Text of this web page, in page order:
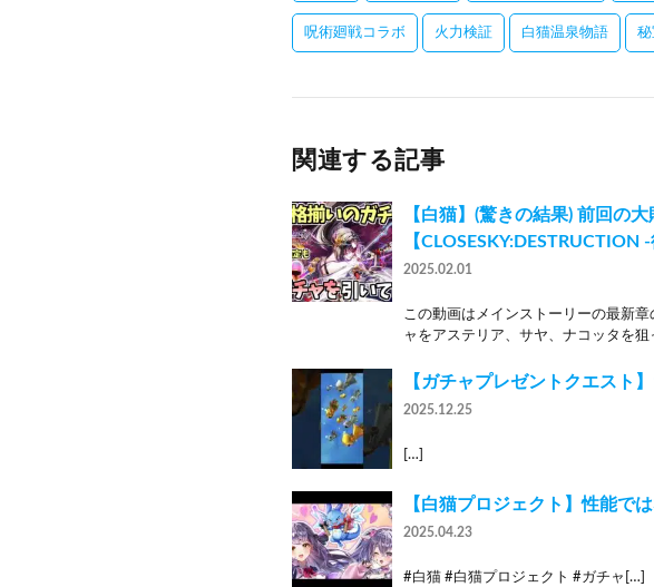
呪術廻戦コラボ 火力検証 白猫温泉物語 秘
関連する記事
【白猫】(驚きの結果) 前回の
【CLOSESKY:DESTRUCTION -
2025.02.01
この動画はメインストーリーの最新
ャをアステリア、サヤ、ナコッタを狙
【ガチャプレゼントクエスト
2025.12.25
[…]
【白猫プロジェクト】性能で
2025.04.23
#白猫 #白猫プロジェクト #ガチャ[…]